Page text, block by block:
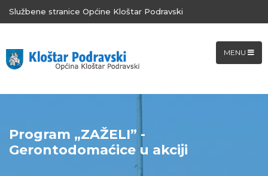
Službene stranice Općine Kloštar Podravski
MENU
Program „ZAŽELI” -
Gerontodomaćice u akciji